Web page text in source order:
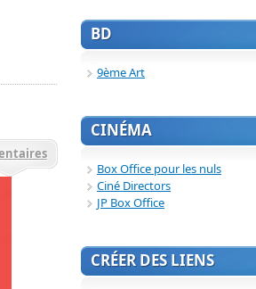
BD
9ème Art
CINÉMA
Box Office pour les nuls
Ciné Directors
JP Box Office
CRÉER DES LIENS